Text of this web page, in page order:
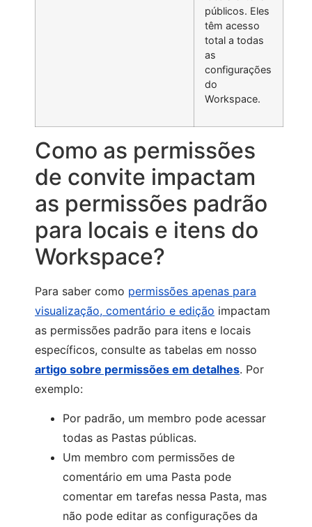
públicos. Eles
têm acesso
total a todas
as
configurações
do
Workspace.
Como as permissões
de convite impactam
as permissões padrão
para locais e itens do
Workspace?
Para saber como permissões apenas para
visualização, comentário e edição impactam
as permissões padrão para itens e locais
específicos, consulte as tabelas em nosso
artigo sobre permissões em detalhes. Por
exemplo:
Por padrão, um membro pode acessar
todas as Pastas públicas.
Um membro com permissões de
comentário em uma Pasta pode
comentar em tarefas nessa Pasta, mas
não pode editar as configurações da